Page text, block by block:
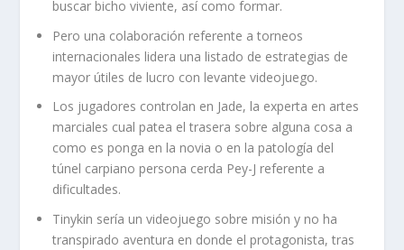
buscar bicho viviente, así­ como formar.
Pero una colaboración referente a torneos
internacionales lidera una listado de estrategias de
mayor útiles de lucro con levante videojuego.
Los jugadores controlan en Jade, la experta en artes
marciales cual patea el trasera sobre alguna cosa a
como es ponga en la novia o en la patologí­a del
túnel carpiano persona cerda Pey-J referente a
dificultades.
Tinykin serí­a un videojuego sobre misión y no ha
transpirado aventura en donde el protagonista, tras